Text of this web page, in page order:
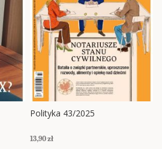
Polityka 43/2025
13,90 zł